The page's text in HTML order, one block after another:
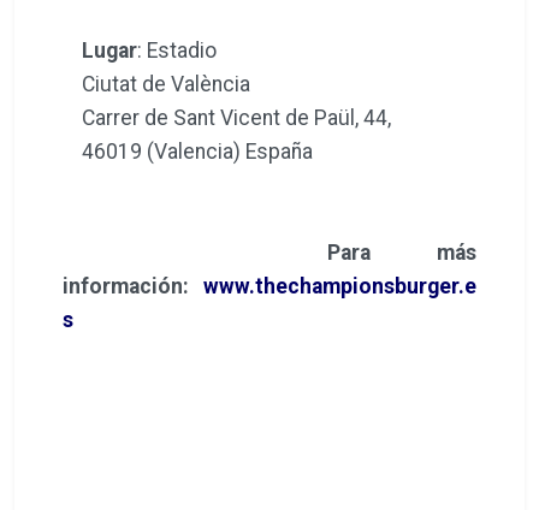
Lugar: Estadio
Ciutat de València
Carrer de Sant Vicent de Paül, 44,
46019 (Valencia) España
Para más
información: www.thechampionsburger.e
s